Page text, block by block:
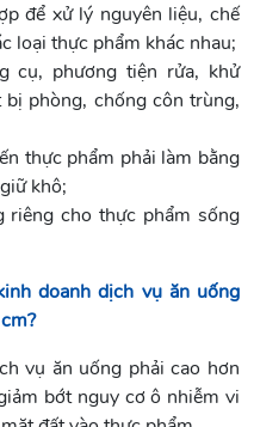
để xử lý nguyên liệu, chế
loại thực phẩm khác nhau;
cụ, phương tiện rửa, khử
phòng, chống côn trùng,
thực phẩm phải làm bằng
khô;
riêng cho thực phẩm sống
doanh dịch vụ ăn uống
vụ ăn uống phải cao hơn
bớt nguy cơ ô nhiễm vi